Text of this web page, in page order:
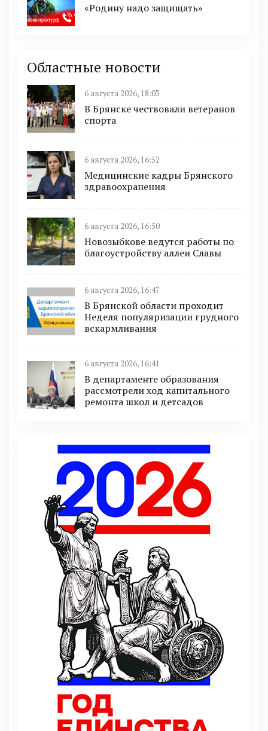
«Родину надо защищать»
Областные новости
6 августа 2026, 18:03
В Брянске чествовали ветеранов
спорта
6 августа 2026, 16:52
Медицинские кадры Брянского
здравоохранения
6 августа 2026, 16:50
Новозыбкове ведутся работы по
благоустройству аллеи Славы
6 августа 2026, 16:47
В Брянской области проходит
Неделя популяризации грудного
вскармливания
6 августа 2026, 16:41
В департаменте образования
рассмотрели ход капитального
ремонта школ и детсадов